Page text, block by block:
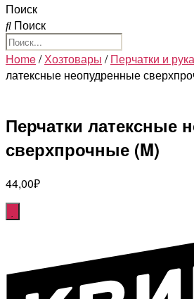
Поиск
Поиск
Home/Хозтовары /Перчатки и
латексные неопудренные
Перчатки латексные
сверхпрочные (M)
44,00₽